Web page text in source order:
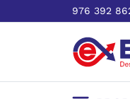
976 392